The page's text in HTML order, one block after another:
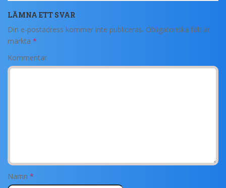
LÄMNA ETT SVAR
Din e-postadress kommer inte publiceras. Obligatoriska fält är
märkta *
Kommentar
Namn *